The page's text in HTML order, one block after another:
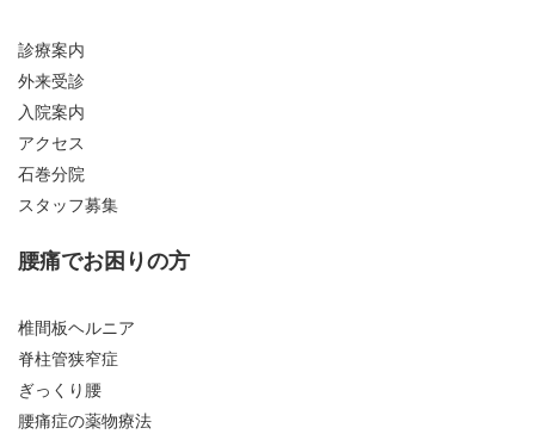
診療案内
外来受診
入院案内
アクセス
石巻分院
スタッフ募集
腰痛でお困りの方
椎間板ヘルニア
脊柱管狭窄症
ぎっくり腰
腰痛症の薬物療法